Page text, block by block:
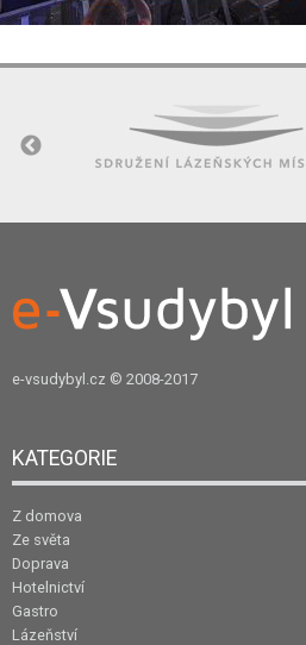
e-vsudybyl.cz © 2008-2017
KATEGORIE
Z domova
Ze světa
Doprava
Hotelnictví
Gastro
Lázeňství